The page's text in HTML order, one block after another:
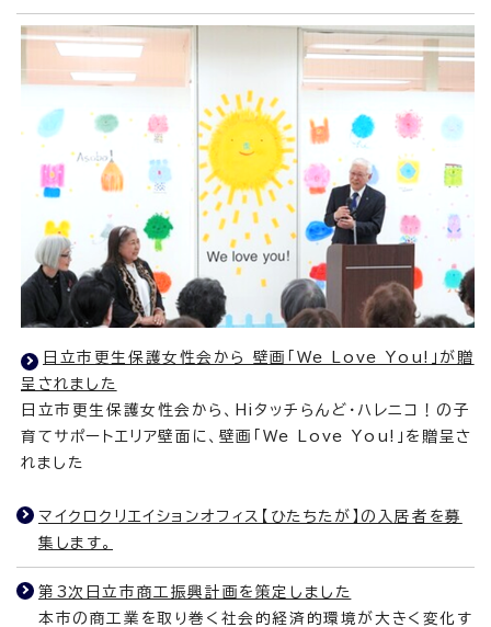
日立市更生保護女性会から 壁画「We Love You!」が贈
呈されました
日立市更生保護女性会から、Hiタッチらんど・ハレニコ！の子
育てサポートエリア壁面に、壁画「We Love You!」を贈呈さ
れました
マイクロクリエイションオフィス【ひたちたが】の入居者を募
集します。
第3次日立市商工振興計画を策定しました
本市の商工業を取り巻く社会的経済的環境が大きく変化す